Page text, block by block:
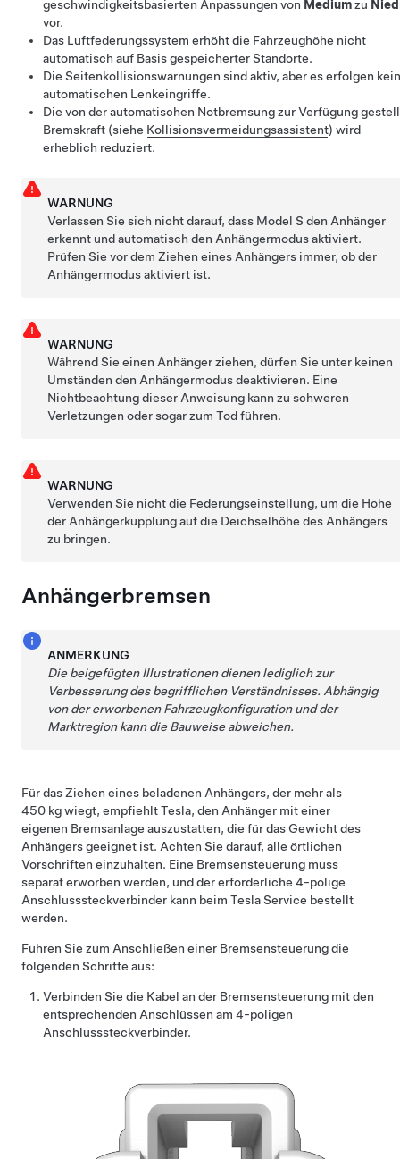
geschwindigkeitsbasierten Anpassungen von Mediumzu
vor.
Das Luftfederungssystem erhöht die Fahrzeughöhe nicht
automatisch auf Basis gespeicherter Standorte.
Die Seitenkollisionswarnungen sind aktiv, aber es erfolgen
automatischen Lenkeingriffe.
Die von der automatischen Notbremsung zur Verfügung
Bremskraft (siehe Kollisionsvermeidungsassistent) wird
erheblich reduziert.
WARNUNG
Verlassen Sie sich nicht darauf, dass Model S den Anhänger
erkennt und automatisch den Anhängermodus aktiviert.
Prüfen Sie vor dem Ziehen eines Anhängers immer, ob der
Anhängermodus aktiviert ist.
WARNUNG
Während Sie einen Anhänger ziehen, dürfen Sie unter keinen
Umständen den Anhängermodus deaktivieren. Eine
Nichtbeachtung dieser Anweisung kann zu schweren
Verletzungen oder sogar zum Tod führen.
WARNUNG
Verwenden Sie nicht die Federungseinstellung, um die Höhe
der Anhängerkupplung auf die Deichselhöhe des Anhängers
zu bringen.
Anhängerbremsen
ANMERKUNG
Die beigefügten Illustrationen dienen lediglich zur
Verbesserung des begrifflichen Verständnisses. Abhängig
von der erworbenen Fahrzeugkonfiguration und der
Marktregion kann die Bauweise abweichen.
Für das Ziehen eines beladenen Anhängers, der mehr als
450 kg wiegt, empfiehlt Tesla, den Anhänger mit einer
eigenen Bremsanlage auszustatten, die für das Gewicht des
Anhängers geeignet ist. Achten Sie darauf, alle örtlichen
Vorschriften einzuhalten. Eine Bremsensteuerung muss
separat erworben werden, und der erforderliche 4-polige
Anschlusssteckverbinder kann beim Tesla Service bestellt
werden.
Führen Sie zum Anschließen einer Bremsensteuerung die
folgenden Schritte aus:
Verbinden Sie die Kabel an der Bremsensteuerung mit den
entsprechenden Anschlüssen am 4-poligen
Anschlusssteckverbinder.